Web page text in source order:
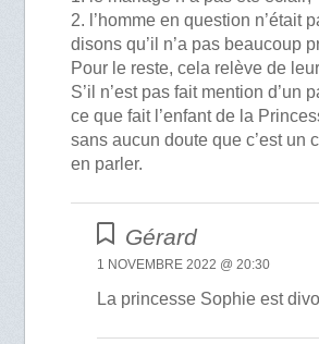
2. l’homme en question n’était
disons qu’il n’a pas beaucoup
Pour le reste, cela relève de
S’il n’est pas fait mention d’un
ce que fait l’enfant de la
sans aucun doute que c’est un
en parler.
Gérard
1 NOVEMBRE 2022 @ 20:30
La princesse Sophie est